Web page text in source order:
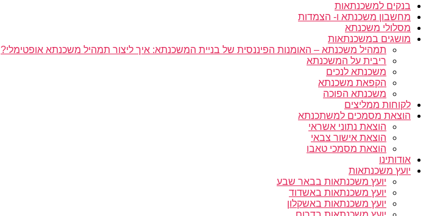
בנקים למשכנתאות
מחשבון משכנתא ו- הצמדות
מסלולי משכנתא
מושגים במשכנתאות
תמהיל משכנתא – האומנות הפיננסית של בניית המשכנתא: איך ליצור תמהיל משכנתא אופטימלי?
ריבית על המשכנתא
משכנתא לנכים
הקפאת משכנתא
משכנתא הפוכה
לקוחות ממליצים
הוצאת מסמכים למשתכנתא
הוצאת נתוני אשראי
הוצאת אישור צבאי
הוצאת מסמכי טאבו
אודותינו
יועץ משכנתאות
יועץ משכנתאות בבאר שבע
יועץ משכנתאות באשדוד
יועץ משכנתאות באשקלון